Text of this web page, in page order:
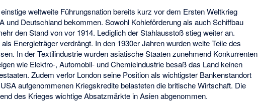
weltweite Führungsnation bereits kurz vor dem Ersten Weltkrieg
und Deutschland bekommen. Sowohl Kohleförderung als auch Schiffbau
den Stand von vor 1914. Lediglich der Stahlausstoß stieg weiter an.
Energieträger verdrängt. In den 1930er Jahren wurden weite Teile des
In der Textilindustrie wurden asiatische Staaten zunehmend Konkurrenten
wie Elektro-, Automobil- und Chemieindustrie besaß das Land keinen
Zudem verlor London seine Position als wichtigster Bankenstandort
aufgenommenen Kriegskredite belasteten die britische Wirtschaft. Die
des Krieges wichtige Absatzmärkte in Asien abgenommen.